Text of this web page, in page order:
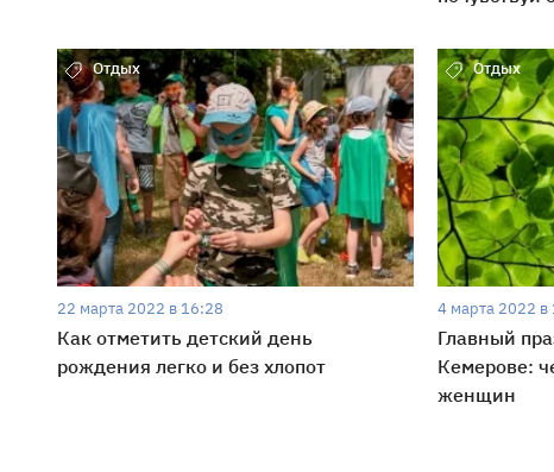
Отдых
22 марта 2022 в 16:28
Как отметить детский день
рождения легко и без хлопот
Отдых
4 марта 2022 в
Главный
Кемерове:
женщин